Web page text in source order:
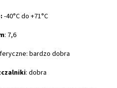
-40°C do +71°C
: 7,6
bardzo dobra
: dobra